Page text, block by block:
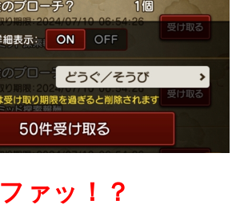
ファッ！？